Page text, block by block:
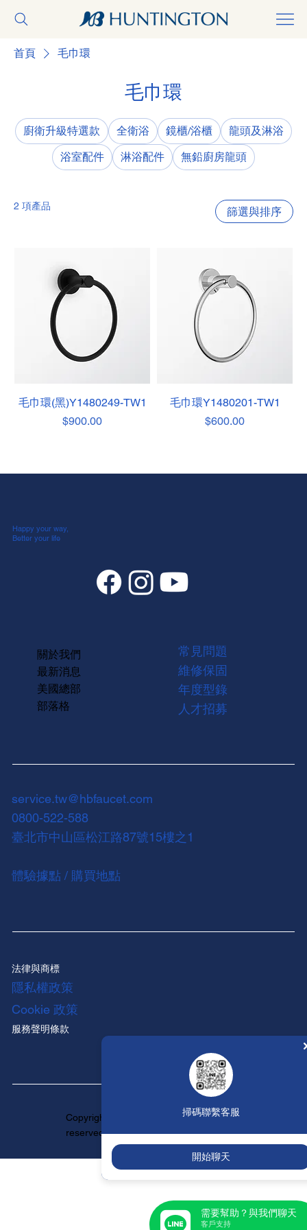
首頁 毛巾環
毛巾環
廚衛升級特選款 全衛浴 鏡櫃/浴櫃
龍頭及淋浴
浴室配件
淋浴配件 無鉛廚房龍頭
2 項產品 篩選與排序
毛巾環(黑)Y1480249-TW1
價格
$900.00
毛巾環Y1480201-TW1
價格
$600.00
service.tw@hbfaucet.com
0800-522-588
臺北市中山區松江路87號15樓之1
體驗據點 / 購買地點
Happy your way,
Better your life
關於我們
最新消息
美國總部
部落格
常見問題
維修保固
年度型錄
人才招募
Copyright ©HUNTINGTON All rights
reserved.
法律與商標
隱私權政策
Cookie 政策
服務聲明條款
掃碼聯繫客服
開始聊天
需要幫助？與我們聊天
客戶支持